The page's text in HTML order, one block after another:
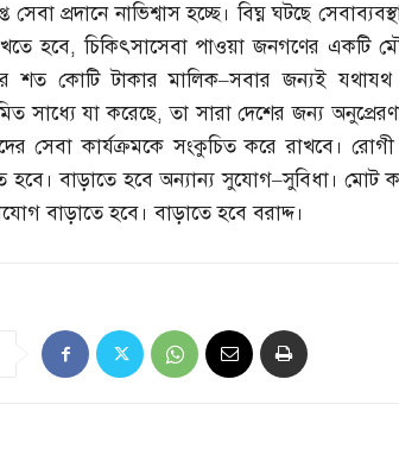
সেবা প্রদানে নাভিশ্বাস হচ্ছে। বিঘ্ন ঘটছে
হবে,চিকিৎসাসেবা পাওয়া জনগণের একটি
শত কোটি টাকার মালিক–সবার জন্যই যথাযথ
সাধ্যে যা করেছে,তা সারা দেশের জন্য
সেবা কার্যক্রমকে সংকুচিত করে রাখবে।
হবে। বাড়াতে হবে অন্যান্য সুযোগ–সুবিধা। মোট
বাড়াতে হবে। বাড়াতে হবে বরাদ্দ।